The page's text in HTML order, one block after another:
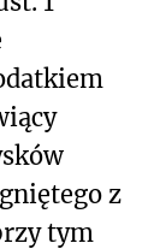
z
tym